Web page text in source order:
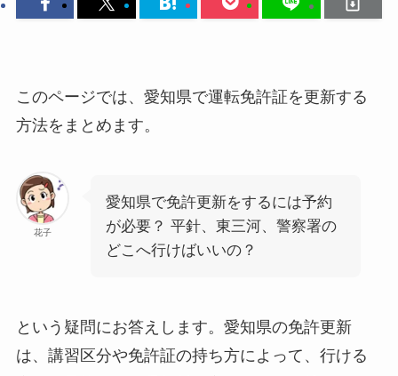
このページでは、愛知県で運転免許証を更新する
方法をまとめます。
花子
愛知県で免許更新をするには予約
が必要？ 平針、東三河、警察署の
どこへ行けばいいの？
という疑問にお答えします。愛知県の免許更新
は、講習区分や免許証の持ち方によって、行ける